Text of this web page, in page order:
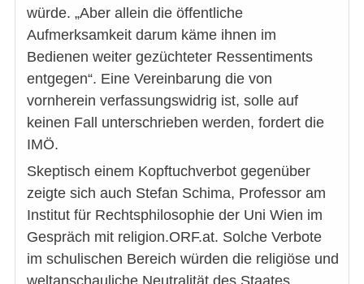
würde. „Aber allein die öffentliche
Aufmerksamkeit darum käme ihnen im
Bedienen weiter gezüchteter Ressentiments
entgegen“. Eine Vereinbarung die von
vornherein verfassungswidrig ist, solle auf
keinen Fall unterschrieben werden, fordert die
IMÖ.
Skeptisch einem Kopftuchverbot gegenüber
zeigte sich auch Stefan Schima, Professor am
Institut für Rechtsphilosophie der Uni Wien im
Gespräch mit religion.ORF.at. Solche Verbote
im schulischen Bereich würden die religiöse und
weltanschauliche Neutralität des Staates